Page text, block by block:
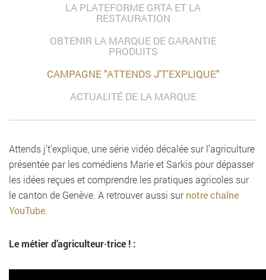
LA PLATEFORME GRTA ET LA
RESTAURATION
OBTENIR LA MARQUE DE GARANTIE
PRODUITS
CAMPAGNE "ATTENDS J'T'EXPLIQUE"
ACTUALITÉ DE LA MARQUE
Attends j’t’explique, une série vidéo décalée sur l’agriculture
présentée par les comédiens Marie et Sarkis pour dépasser
les idées reçues et comprendre les pratiques agricoles sur
le canton de Genève. A retrouver aussi surnotre chaîne
YouTube.
Le métier d’agriculteur·trice ! :